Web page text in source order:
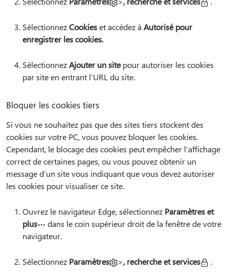
SélectionnezCookieset accédez à Autorisé pour
enregistrer les cookies.
SélectionnezAjouter un sitepour autoriser les cookies
par site en entrant l’URL du site.
Bloquer les cookies tiers
Si vous ne souhaitez pas que des sites tiers stockent des
cookies sur votre PC, vous pouvez bloquer les cookies.
Cependant, le blocage des cookies peut empêcher l’affichage
correct de certaines pages, ou vous pouvez obtenir un
message d’un site vous indiquant que vous devez autoriser
les cookies pour visualiser ce site.
Ouvrez le navigateur Edge, sélectionnez Paramètres et
plus
dans le coin supérieur droit de la fenêtre de votre
navigateur.
Sélectionnez Paramètres >, recherche et services .